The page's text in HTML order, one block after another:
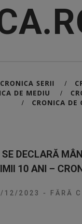
CRONICA SERII /
DE MEDIU /
/ CRONICA DE
SE DECLARĂ
10 ANI –
12/2023 - FĂRĂ